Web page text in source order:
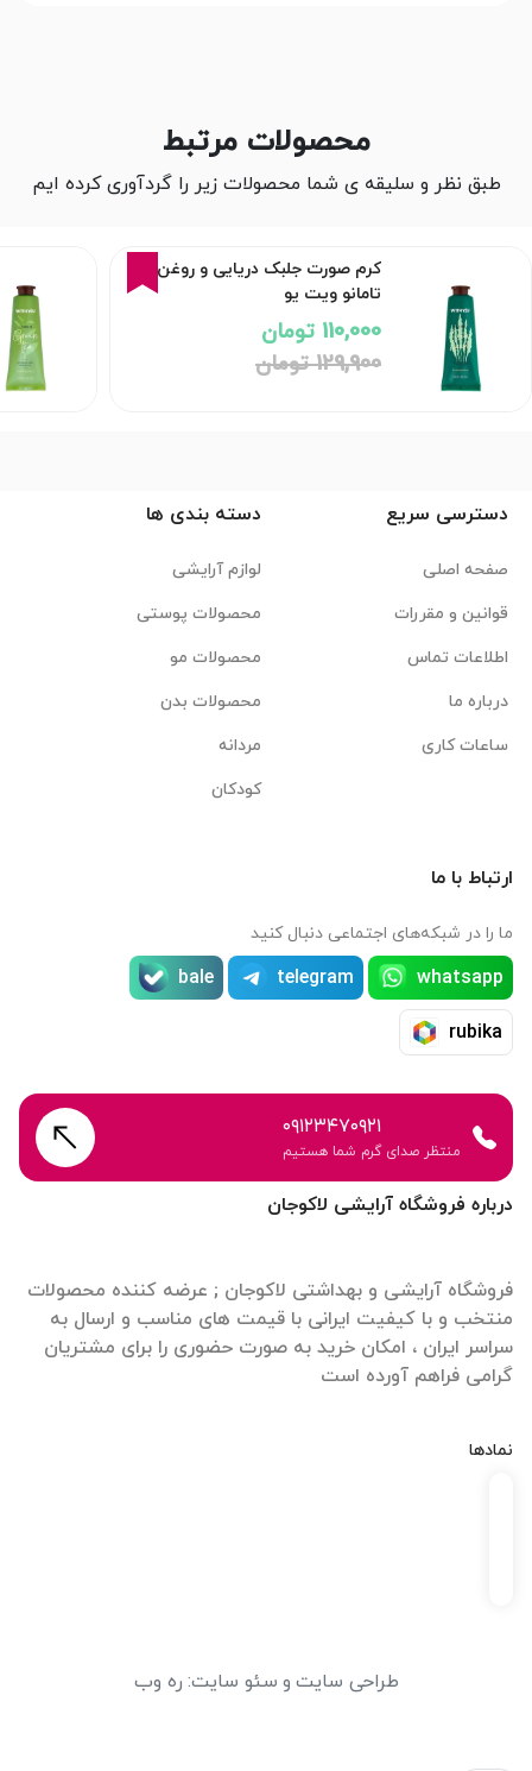
محصولات مرتبط
طبق نظر و سلیقه ی شما محصولات زیر را گردآوری کرده ایم
کرم صورت جلبک دریایی و روغن
تامانو ویت یو
110,000 تومان
129,900 تومان
درباره فروشگاه آرایشی لاکوجان
فروشگاه آرایشی و بهداشتی لاکوجان ; عرضه کننده محصولات
منتخب و با کیفیت ایرانی با قیمت های مناسب و ارسال به
سراسر ایران ، امکان خرید به صورت حضوری را برای مشتریان
گرامی فراهم آورده است
نمادها
دسترسی سریع
صفحه اصلی
قوانین و مقررات
اطلاعات تماس
درباره ما
ساعات کاری
دسته بندی ها
لوازم آرایشی
محصولات پوستی
محصولات مو
محصولات بدن
مردانه
کودکان
ارتباط با ما
ما را در شبکه‌های اجتماعی دنبال کنید
whatsapp
telegram
bale
rubika
۰۹۱۲۳۴۷۰۹۲۱
منتظر صدای گرم شما هستیم
طراحی سایت و سئو سایت: ره وب